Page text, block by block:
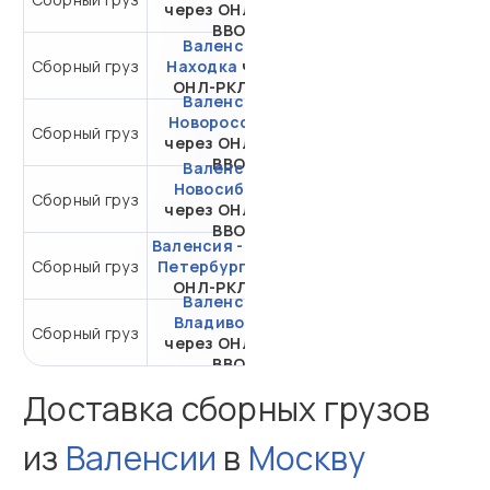
через ОНЛ-РКЛ
ВВО
Сборный груз
Валенсия -
Находка через
ОНЛ-РКЛ ВВО
Сборный груз
Валенсия -
Новороссийск
через ОНЛ-РКЛ
ВВО
Сборный груз
Валенсия -
Новосибирск
через ОНЛ-РКЛ
ВВО
Сборный груз
Валенсия - Санкт-
Петербург
ОНЛ-РКЛ ВВО
Сборный груз
Валенсия -
Владивосток
через ОНЛ-РКЛ
ВВО
Доставка сборных грузов
из Валенсии в Москву